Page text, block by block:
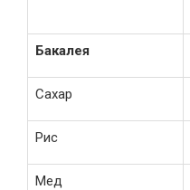
Бакалея
Сахар
Рис
Мед